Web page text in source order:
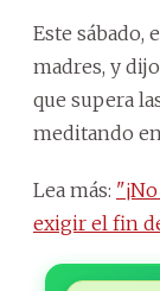
Este sábado,
madres, y
que supera
meditando
Lea más:
exigir el fin